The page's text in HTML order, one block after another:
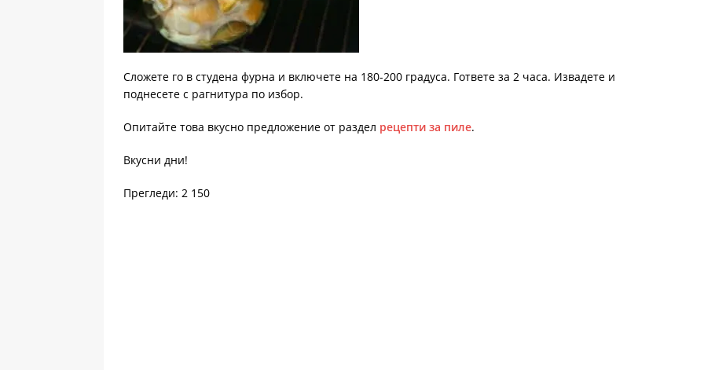
Сложете го в студена фурна и включете на 180-200 градуса. Гответе за 2 часа. Извадете и
поднесете с рагнитура по избор.
Опитайте това вкусно предложение от раздел рецепти за пиле.
Вкусни дни!
Прегледи: 2 150